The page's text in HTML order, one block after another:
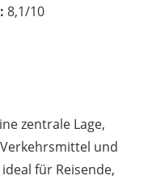
8,1/10
zentrale Lage,
und
für Reisende,